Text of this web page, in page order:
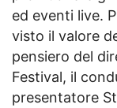
ed eventi live.
visto il valore
pensiero del
Festival, il
presentatore